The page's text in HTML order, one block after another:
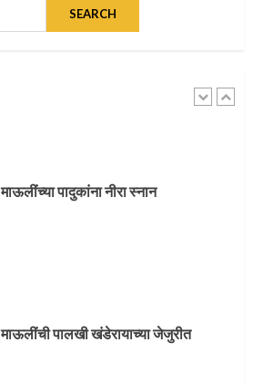
SEARCH
माऊलींची पालखी खंडेरायाच्या जेजुरीत
पालखी सोहळ्याने ओलांडला दिवे घाट